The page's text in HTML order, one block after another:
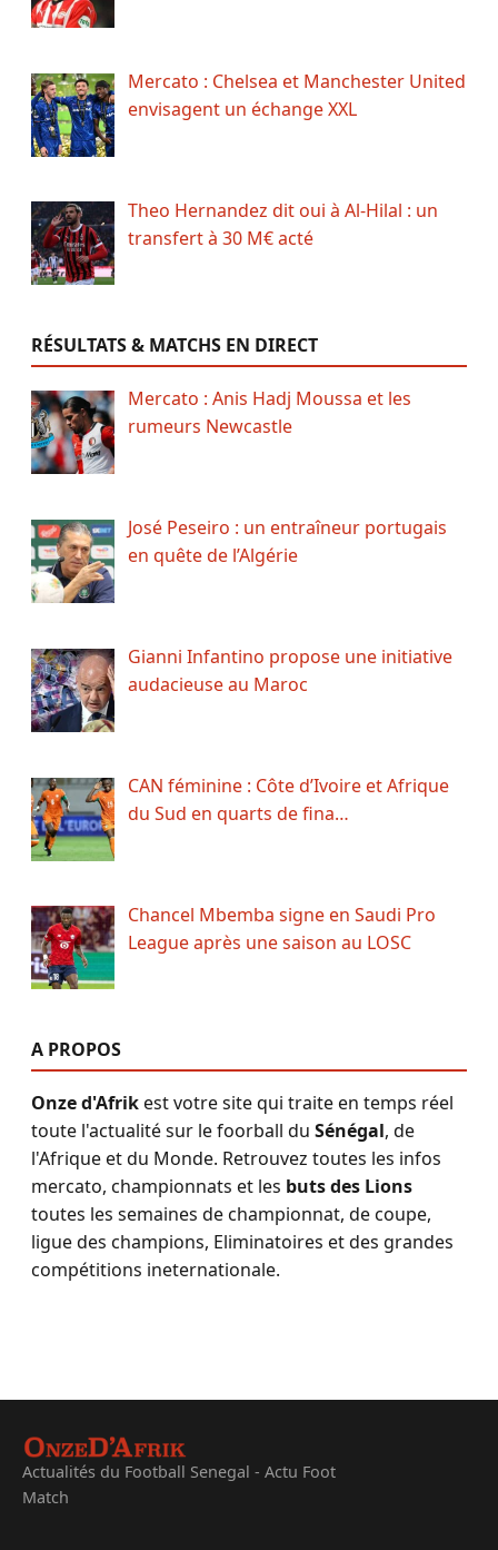
Mercato : Chelsea et Manchester United
envisagent un échange XXL
Theo Hernandez dit oui à Al-Hilal : un
transfert à 30 M€ acté
RÉSULTATS & MATCHS EN DIRECT
Mercato : Anis Hadj Moussa et les
rumeurs Newcastle
José Peseiro : un entraîneur portugais
en quête de l’Algérie
Gianni Infantino propose une initiative
audacieuse au Maroc
CAN féminine : Côte d’Ivoire et Afrique
du Sud en quarts de fina…
Chancel Mbemba signe en Saudi Pro
League après une saison au LOSC
A PROPOS
Onze d'Afrikest votre site qui traite en temps réel
toute l'actualité sur le foorball du Sénégal, de
l'Afrique et du Monde. Retrouvez toutes les infos
mercato, championnats et les buts des Lions
toutes les semaines de championnat, de coupe,
ligue des champions, Eliminatoires et des grandes
compétitions ineternationale.
Actualités du Football Senegal - Actu Foot
Match